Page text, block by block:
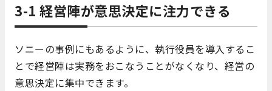
3-1 経営陣が意思決定に注力できる
ソニーの事例にもあるように、執行役員を導入するこ
とで経営陣は実務をおこなうことがなくなり、経営の
意思決定に集中できます。